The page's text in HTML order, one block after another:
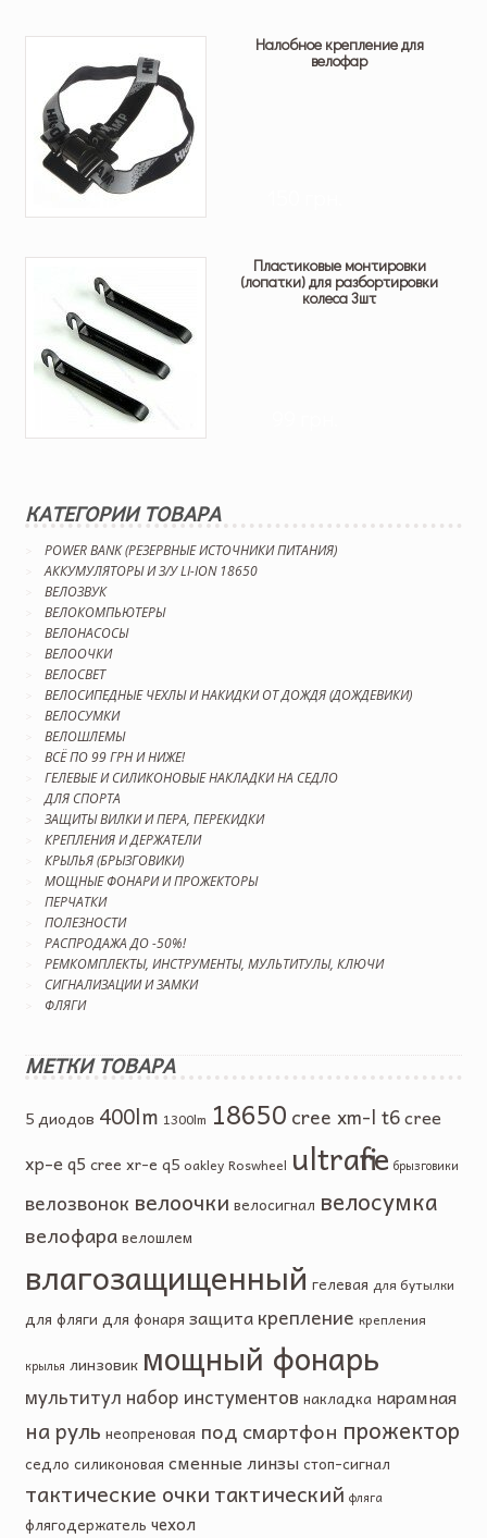
Налобное крепление для
велофар
Пластиковые монтировки
(лопатки) для разбортировки
колеса 3шт
КАТЕГОРИИ ТОВАРА
POWER BANK (РЕЗЕРВНЫЕ ИСТОЧНИКИ ПИТАНИЯ)
АККУМУЛЯТОРЫ И З/У LI-ION 18650
ВЕЛОЗВУК
ВЕЛОКОМПЬЮТЕРЫ
ВЕЛОНАСОСЫ
ВЕЛООЧКИ
ВЕЛОСВЕТ
ВЕЛОСИПЕДНЫЕ ЧЕХЛЫ И НАКИДКИ ОТ ДОЖДЯ (ДОЖДЕВИКИ)
ВЕЛОСУМКИ
ВЕЛОШЛЕМЫ
ВСЁ ПО 99 ГРН И НИЖЕ!
ГЕЛЕВЫЕ И СИЛИКОНОВЫЕ НАКЛАДКИ НА СЕДЛО
ДЛЯ СПОРТА
ЗАЩИТЫ ВИЛКИ И ПЕРА, ПЕРЕКИДКИ
КРЕПЛЕНИЯ И ДЕРЖАТЕЛИ
КРЫЛЬЯ (БРЫЗГОВИКИ)
МОЩНЫЕ ФОНАРИ И ПРОЖЕКТОРЫ
ПЕРЧАТКИ
ПОЛЕЗНОСТИ
РАСПРОДАЖА ДО -50%!
РЕМКОМПЛЕКТЫ, ИНСТРУМЕНТЫ, МУЛЬТИТУЛЫ, КЛЮЧИ
СИГНАЛИЗАЦИИ И ЗАМКИ
ФЛЯГИ
МЕТКИ ТОВАРА
5 диодов 400lm 1300lm 18650 cree xm-l t6cree
xp-e q5 cree xr-e q5 oakley Roswheel ultrafire брызговики
велозвонок велоочки велосигнал велосумка
велофара велошлем
влагозащищенный гелевая для бутылки
для фляги для фонаря защита крепление крепления
крылья линзовик мощный фонарь
мультитул набор инстументов накладка нарамная
на руль неопреновая под смартфон прожектор
седло силиконовая сменные линзы стоп-сигнал
тактические очкитактический фляга
флягодержатель чехол